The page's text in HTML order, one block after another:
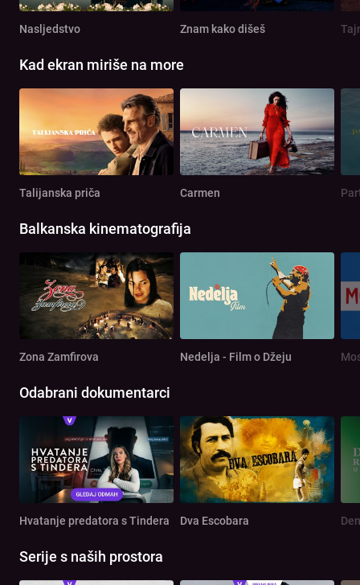
Nasljedstvo Znam kako dišeš
Kad ekran miriše na more
Talijanska priča Carmen
Balkanska kinematografija
Zona Zamfirova Nedelja - Film o Džeju
Odabrani dokumentarci
Hvatanje predatora s Tindera Dva Escobara
Serije s naših prostora